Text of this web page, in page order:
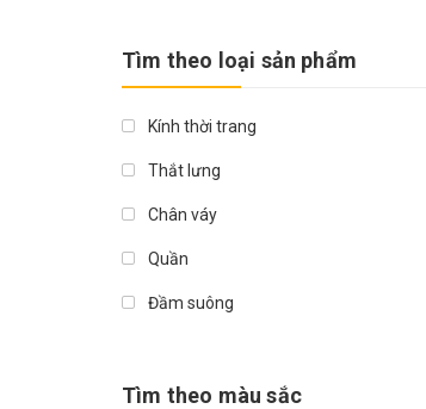
5.000.000₫
Giá trên > 5.000.000₫
Tìm theo loại sản phẩm
Kính thời trang
Thắt lưng
Chân váy
Quần
Đầm suông
Áo sơ mi
Tìm theo màu sắc